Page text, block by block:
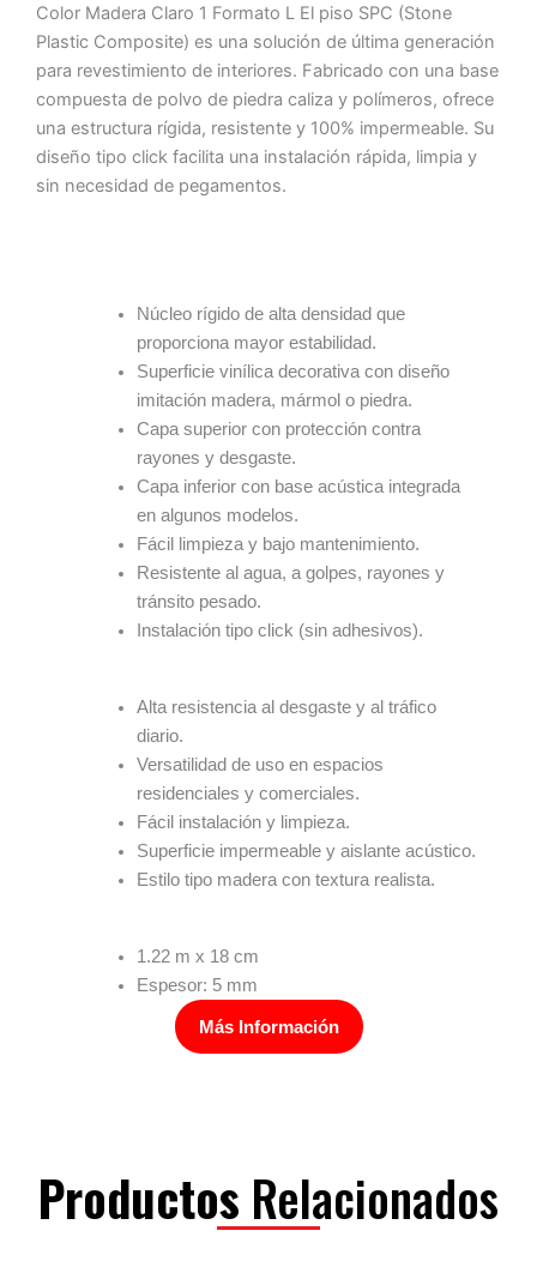
Color Madera Claro 1 Formato L El piso SPC (Stone
Plastic Composite) es una solución de última generación
para revestimiento de interiores. Fabricado con una base
compuesta de polvo de piedra caliza y polímeros, ofrece
una estructura rígida, resistente y 100% impermeable. Su
diseño tipo click facilita una instalación rápida, limpia y
sin necesidad de pegamentos.
Núcleo rígido de alta densidad que
proporciona mayor estabilidad.
Superficie vinílica decorativa con diseño
imitación madera, mármol o piedra.
Capa superior con protección contra
rayones y desgaste.
Capa inferior con base acústica integrada
en algunos modelos.
Fácil limpieza y bajo mantenimiento.
Resistente al agua, a golpes, rayones y
tránsito pesado.
Instalación tipo click (sin adhesivos).
Alta resistencia al desgaste y al tráfico
diario.
Versatilidad de uso en espacios
residenciales y comerciales.
Fácil instalación y limpieza.
Superficie impermeable y aislante acústico.
Estilo tipo madera con textura realista.
1.22 m x 18 cm
Espesor: 5 mm
Más Información
Productos Relacionados